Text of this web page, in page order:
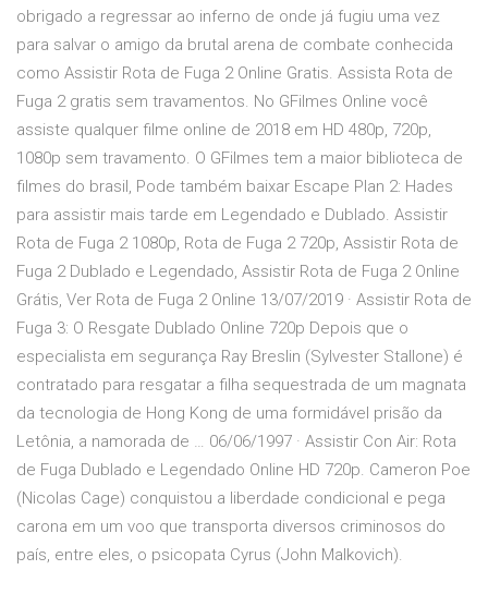
obrigado a regressar ao inferno de onde já fugiu uma vez
para salvar o amigo da brutal arena de combate conhecida
como Assistir Rota de Fuga 2 Online Gratis. Assista Rota de
Fuga 2 gratis sem travamentos. No GFilmes Online você
assiste qualquer filme online de 2018 em HD 480p, 720p,
1080p sem travamento. O GFilmes tem a maior biblioteca de
filmes do brasil, Pode também baixar Escape Plan 2: Hades
para assistir mais tarde em Legendado e Dublado. Assistir
Rota de Fuga 2 1080p, Rota de Fuga 2 720p, Assistir Rota de
Fuga 2 Dublado e Legendado, Assistir Rota de Fuga 2 Online
Grátis, Ver Rota de Fuga 2 Online 13/07/2019 · Assistir Rota de
Fuga 3: O Resgate Dublado Online 720p Depois que o
especialista em segurança Ray Breslin (Sylvester Stallone) é
contratado para resgatar a filha sequestrada de um magnata
da tecnologia de Hong Kong de uma formidável prisão da
Letônia, a namorada de … 06/06/1997 · Assistir Con Air: Rota
de Fuga Dublado e Legendado Online HD 720p. Cameron Poe
(Nicolas Cage) conquistou a liberdade condicional e pega
carona em um voo que transporta diversos criminosos do
país, entre eles, o psicopata Cyrus (John Malkovich).